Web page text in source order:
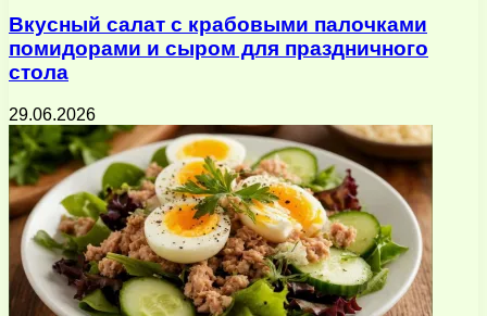
Вкусный салат с крабовыми палочками
помидорами и сыром для праздничного
стола
29.06.2026